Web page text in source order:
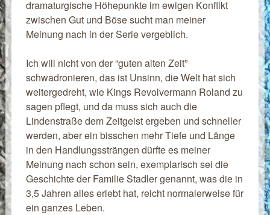
dramaturgische Höhepunkte im ewigen Konflikt
zwischen Gut und Böse sucht man meiner
Meinung nach in der Serie vergeblich.
Ich will nicht von der “guten alten Zeit”
schwadronieren, das ist Unsinn, die Welt hat sich
weitergedreht, wie Kings Revolvermann Roland zu
sagen pflegt, und da muss sich auch die
Lindenstraße dem Zeitgeist ergeben und schneller
werden, aber ein bisschen mehr Tiefe und Länge
in den Handlungssträngen dürfte es meiner
Meinung nach schon sein, exemplarisch sei die
Geschichte der Familie Stadler genannt, was die in
3,5 Jahren alles erlebt hat, reicht normalerweise für
ein ganzes Leben.